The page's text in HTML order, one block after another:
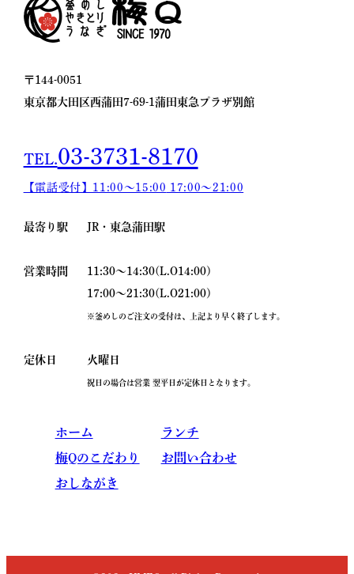
〒144-0051
東京都大田区西蒲田7-69-1 蒲田東急プラザ別館
TEL.03-3731-8170
【電話受付】11:00〜15:00 17:00〜21:00
最寄り駅 JR・東急蒲田駅
営業時間
11:30～14:30(L.O14:00)
17:00～21:30(L.O21:00)
※釜めしのご注文の受付は、上記より早く終了します。
定休日 火曜日
祝日の場合は営業 翌平日が定休日となります｡
ホーム
梅Qのこだわり
おしながき
ランチ
お問い合わせ